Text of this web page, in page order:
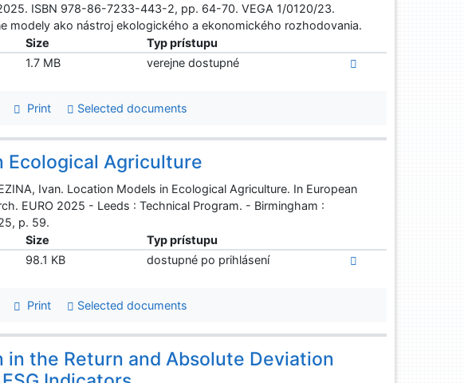
ISBN 978-86-7233-443-2, pp. 64-70. VEGA 1/0120/23.
modely ako nástroj ekologického a ekonomického rozhodovania.
Size
Typ prístupu
1.7 MB verejne dostupné
Print Selected documents
Ecological Agriculture
Ivan. Location Models in Ecological Agriculture. In European
EURO 2025 - Leeds : Technical Program. - Birmingham :
p. 59.
Size
Typ prístupu
98.1 KB dostupné po prihlásení
Print Selected documents
the Return and Absolute Deviation